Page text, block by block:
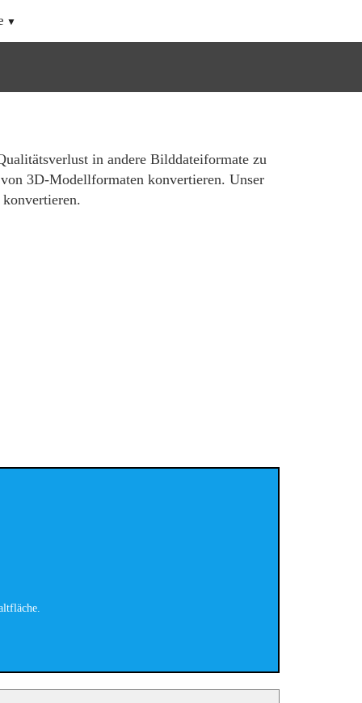
in andere Bilddateiformate zu
3D-Modellformaten konvertieren. Unser